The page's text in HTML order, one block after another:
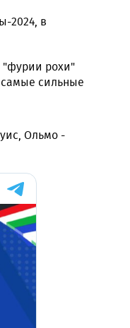
2024, в
"фурии рохи"
сильные
Ольмо -